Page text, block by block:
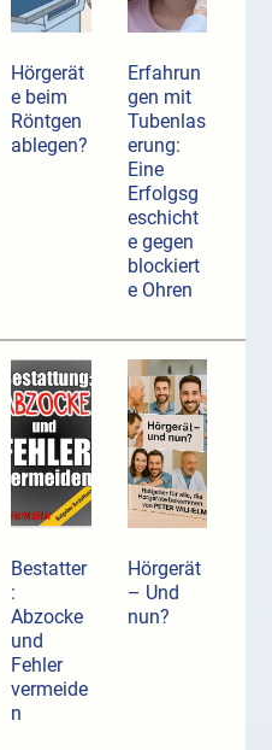
Hörgerät
e beim
Röntgen
ablegen?
Erfahrun
gen mit
Tubenlas
erung:
Eine
Erfolgsg
eschicht
e gegen
blockiert
e Ohren
Bestatter
:
Abzocke
und
Fehler
vermeide
n
Hörgerät
– Und
nun?